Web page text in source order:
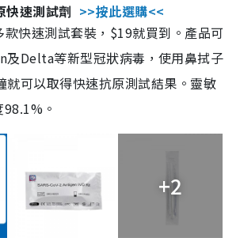
速測試劑 >>按此選購<<
款快速測試套裝，$19就買到。產品可
Delta等新型冠狀病毒，使用鼻拭子
就可以取得快速抗原測試結果。靈敏
。
+2